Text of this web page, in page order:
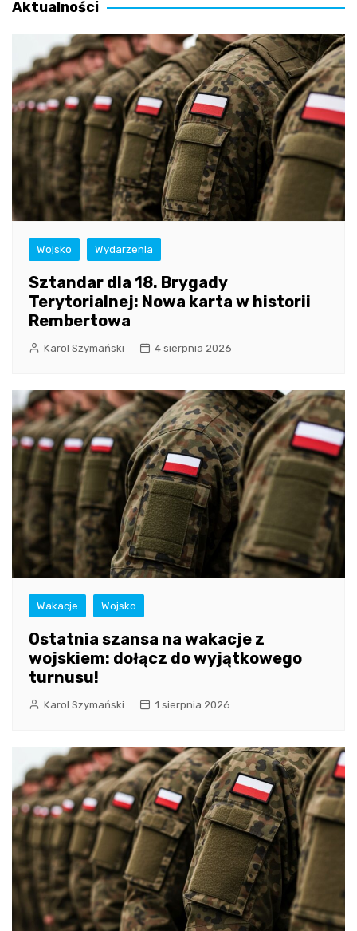
Aktualności
Wojsko Wydarzenia
Sztandar dla 18. Brygady
Terytorialnej: Nowa karta w historii
Rembertowa
Karol Szymański 4 sierpnia 2026
Wakacje Wojsko
Ostatnia szansa na wakacje z
wojskiem: dołącz do wyjątkowego
turnusu!
Karol Szymański 1 sierpnia 2026